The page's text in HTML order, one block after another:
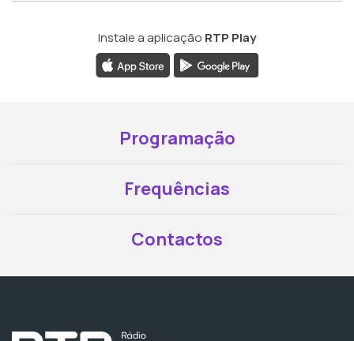
Instale a aplicação RTP Play
Programação
Frequências
Contactos